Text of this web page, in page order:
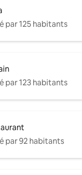
par 125 habitants
par 123 habitants
par 92 habitants